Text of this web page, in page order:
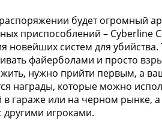
будет огромный
приспособлений – Cyberline
новейших систем для
файерболами и просто
нужно прийти первым, а
награды, которые можно
в гараже или на черном рынке,
другими игроками.